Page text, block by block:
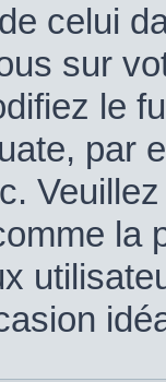
celui
sur
le
par
la